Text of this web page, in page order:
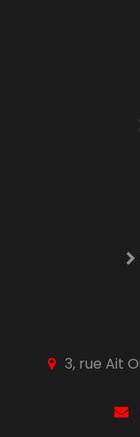
3, rue Ait